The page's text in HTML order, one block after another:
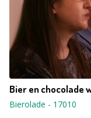
Bier en chocolade
Bierolade - 17010